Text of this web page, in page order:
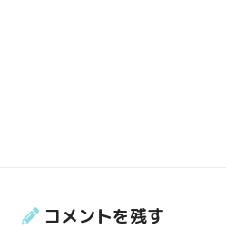
コメントを残す